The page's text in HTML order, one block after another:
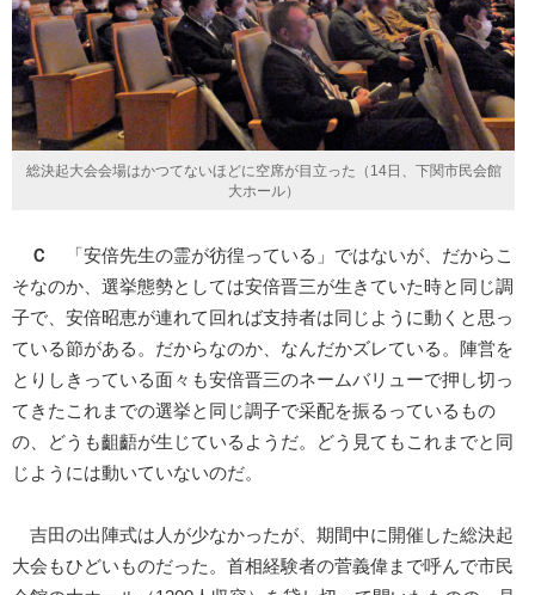
総決起大会会場はかつてないほどに空席が目立った（14日、下関市民会館
大ホール）
Ｃ
「安倍先生の霊が彷徨っている」ではないが、だからこ
そなのか、選挙態勢としては安倍晋三が生きていた時と同じ調
子で、安倍昭恵が連れて回れば支持者は同じように動くと思っ
ている節がある。だからなのか、なんだかズレている。陣営を
とりしきっている面々も安倍晋三のネームバリューで押し切っ
てきたこれまでの選挙と同じ調子で采配を振るっているもの
の、どうも齟齬が生じているようだ。どう見てもこれまでと同
じようには動いていないのだ。
吉田の出陣式は人が少なかったが、期間中に開催した総決起
大会もひどいものだった。首相経験者の菅義偉まで呼んで市民